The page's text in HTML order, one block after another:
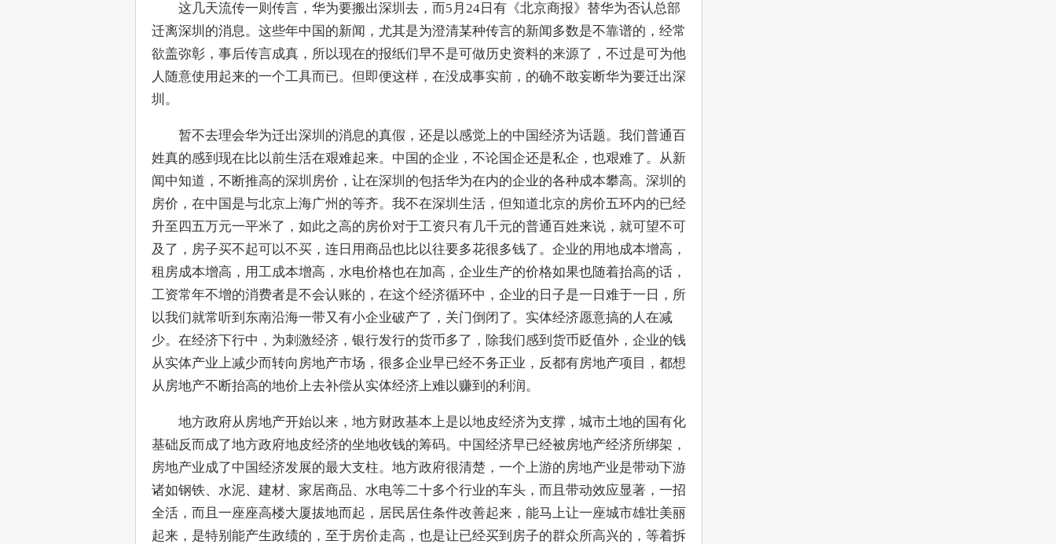
这几天流传一则传言，华为要搬出深圳去，而5月24日有《北京商报》替华为否认总部
迁离深圳的消息。这些年中国的新闻，尤其是为澄清某种传言的新闻多数是不靠谱的，经常
欲盖弥彰，事后传言成真，所以现在的报纸们早不是可做历史资料的来源了，不过是可为他
人随意使用起来的一个工具而已。但即便这样，在没成事实前，的确不敢妄断华为要迁出深
圳。
暂不去理会华为迁出深圳的消息的真假，还是以感觉上的中国经济为话题。我们普通百
姓真的感到现在比以前生活在艰难起来。中国的企业，不论国企还是私企，也艰难了。从新
闻中知道，不断推高的深圳房价，让在深圳的包括华为在内的企业的各种成本攀高。深圳的
房价，在中国是与北京上海广州的等齐。我不在深圳生活，但知道北京的房价五环内的已经
升至四五万元一平米了，如此之高的房价对于工资只有几千元的普通百姓来说，就可望不可
及了，房子买不起可以不买，连日用商品也比以往要多花很多钱了。企业的用地成本增高，
租房成本增高，用工成本增高，水电价格也在加高，企业生产的价格如果也随着抬高的话，
工资常年不增的消费者是不会认账的，在这个经济循环中，企业的日子是一日难于一日，所
以我们就常听到东南沿海一带又有小企业破产了，关门倒闭了。实体经济愿意搞的人在减
少。在经济下行中，为刺激经济，银行发行的货币多了，除我们感到货币贬值外，企业的钱
从实体产业上减少而转向房地产市场，很多企业早已经不务正业，反都有房地产项目，都想
从房地产不断抬高的地价上去补偿从实体经济上难以赚到的利润。
地方政府从房地产开始以来，地方财政基本上是以地皮经济为支撑，城市土地的国有化
基础反而成了地方政府地皮经济的坐地收钱的筹码。中国经济早已经被房地产经济所绑架，
房地产业成了中国经济发展的最大支柱。地方政府很清楚，一个上游的房地产业是带动下游
诸如钢铁、水泥、建材、家居商品、水电等二十多个行业的车头，而且带动效应显著，一招
全活，而且一座座高楼大厦拔地而起，居民居住条件改善起来，能马上让一座城市雄壮美丽
起来，是特别能产生政绩的，至于房价走高，也是让已经买到房子的群众所高兴的，等着拆